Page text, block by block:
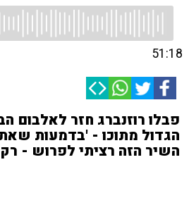
51:18
פבלו רוזנברג חזר לאלבום
הגדול מתוכו - 'בדמעות
השיר הזה רציתי לפרוש -